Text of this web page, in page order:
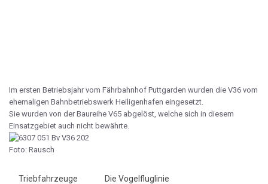
Im ersten Betriebsjahr vom Fährbahnhof Puttgarden wurden die V36 vom
ehemaligen Bahnbetriebswerk Heiligenhafen eingesetzt.
Sie wurden von der Baureihe V65 abgelöst, welche sich in diesem
Einsatzgebiet auch nicht bewährte.
Foto: Rausch
Triebfahrzeuge Die Vogelfluglinie